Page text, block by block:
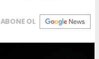
ABONE OL